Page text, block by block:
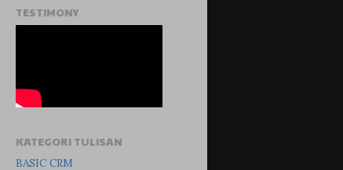
TESTIMONY
KATEGORI TULISAN
BASIC CRM